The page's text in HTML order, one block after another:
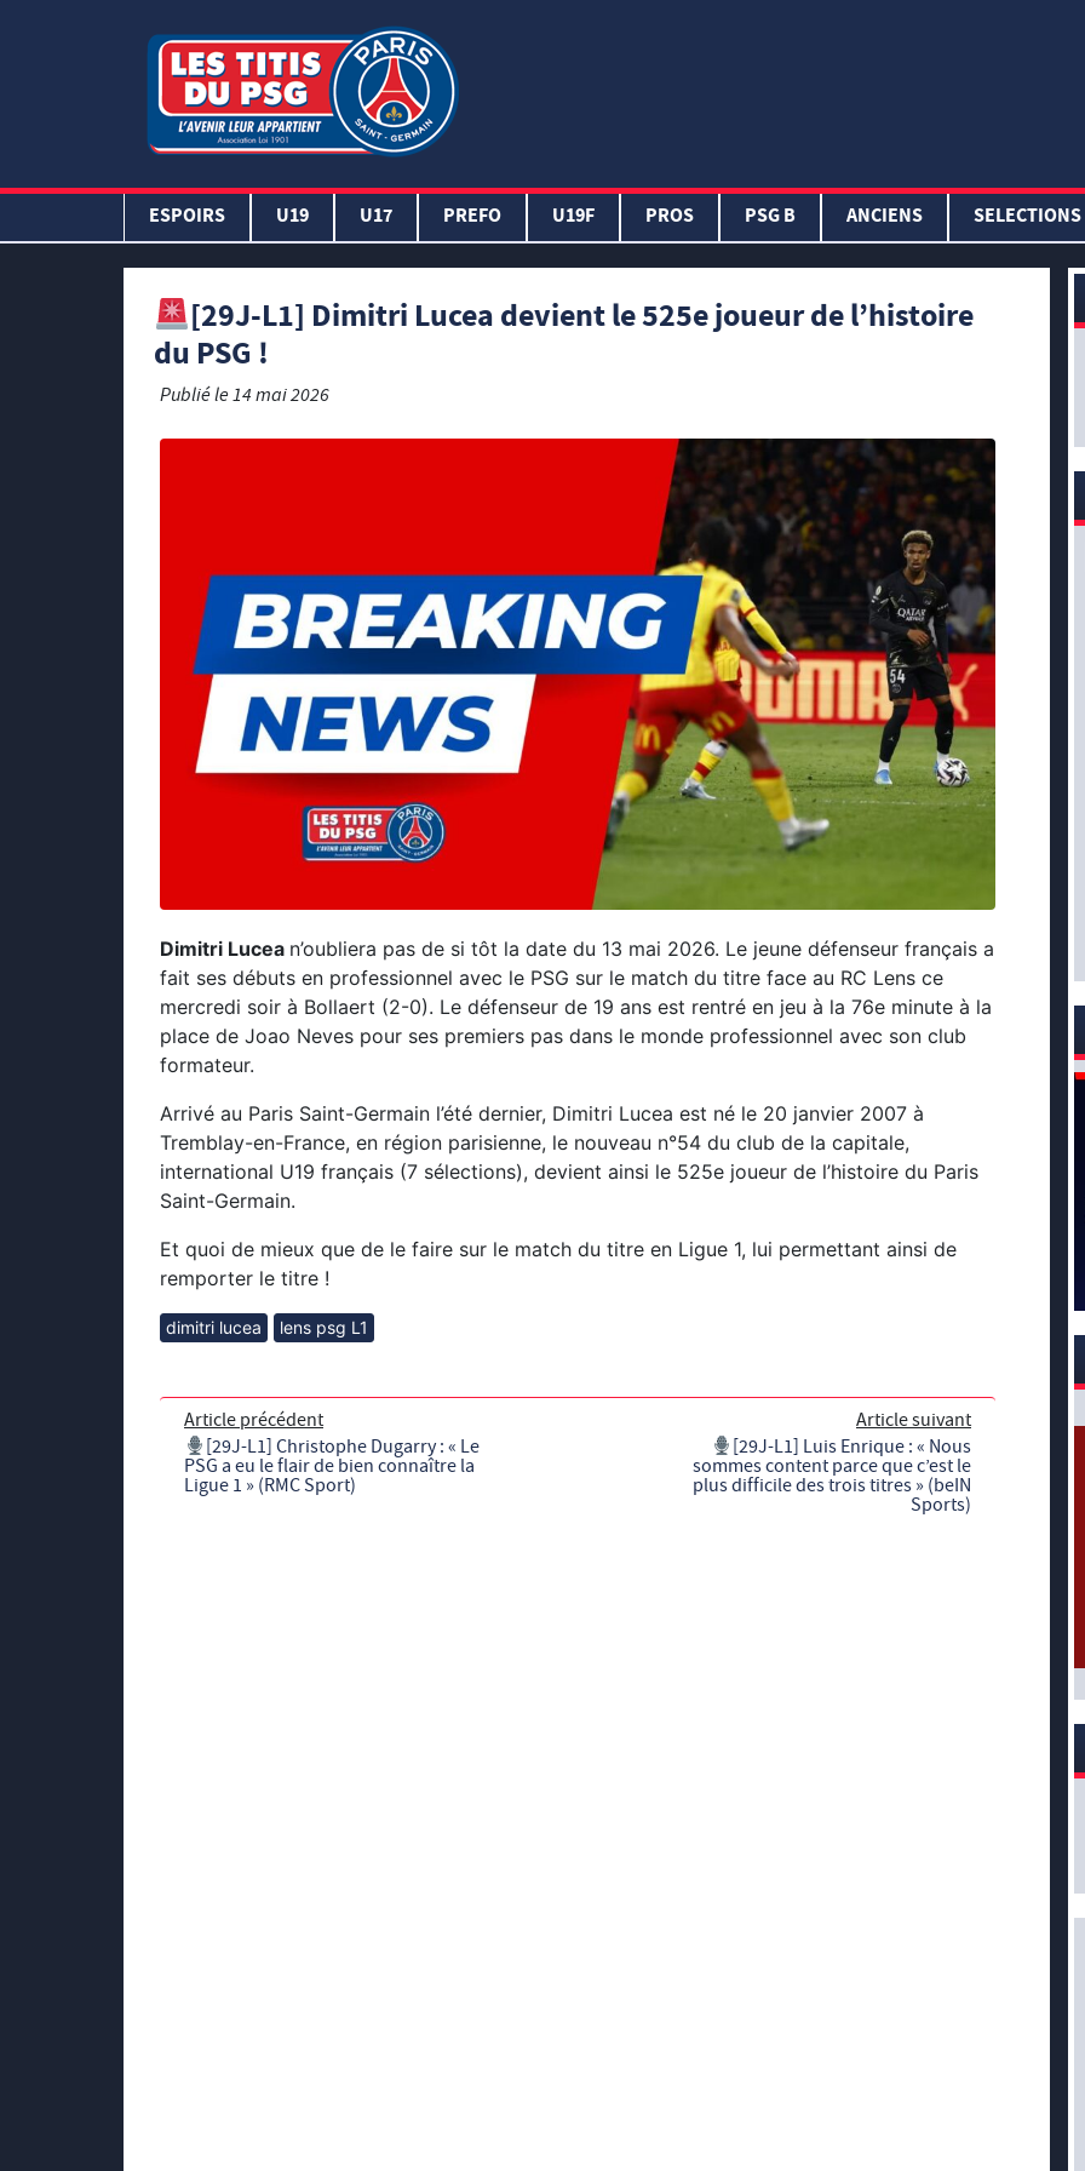
ESPOIRS U19 U17 PREFO U19F PROS PSG B ANCIENS SELECTIONS
[29J-L1] Dimitri Lucea devient le 525e joueur de l’histoire
du PSG !
Publié le14 mai 2026
Dimitri Lucea n’oubliera pas de si tôt la date du 13 mai 2026. Le jeune défenseur français a
fait ses débuts en professionnel avec le PSG sur le match du titre face au RC Lens ce
mercredi soir à Bollaert (2-0). Le défenseur de 19 ans est rentré en jeu à la 76e minute à la
place de Joao Neves pour ses premiers pas dans le monde professionnel avec son club
formateur.
Arrivé au Paris Saint-Germain l’été dernier, Dimitri Lucea est né le 20 janvier 2007 à
Tremblay-en-France, en région parisienne, le nouveau n°54 du club de la capitale,
international U19 français (7 sélections), devient ainsi le 525e joueur de l’histoire du Paris
Saint-Germain.
Et quoi de mieux que de le faire sur le match du titre en Ligue 1, lui permettant ainsi de
remporter le titre !
dimitri lucea lens psg L1
Article précédent
[29J-L1] Christophe Dugarry : « Le
PSG a eu le flair de bien connaître la
Ligue 1 » (RMC Sport)
Article suivant
[29J-L1] Luis Enrique : « Nous
sommes content parce que c’est le
plus difficile des trois titres » (beIN
Sports)